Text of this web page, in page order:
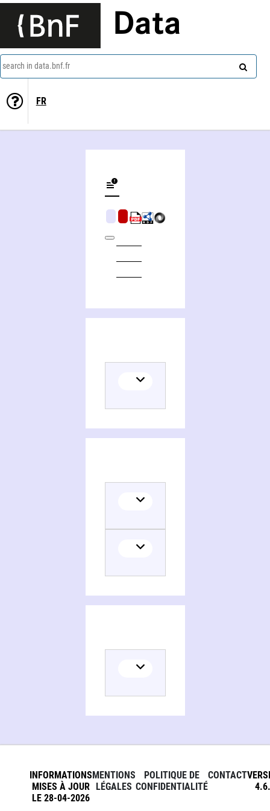
Data
search in data.bnf.fr
FR
INFORMATIONS
MISES À JOUR
LE 28-04-2026
MENTIONS
LÉGALES
POLITIQUE DE
CONFIDENTIALITÉ
CONTACT